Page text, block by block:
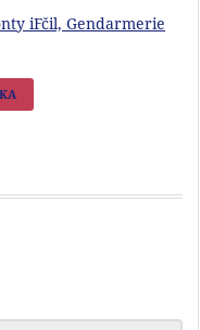
iFčil, Gendarmerie